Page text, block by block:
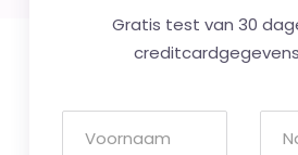
Gratis test van 30